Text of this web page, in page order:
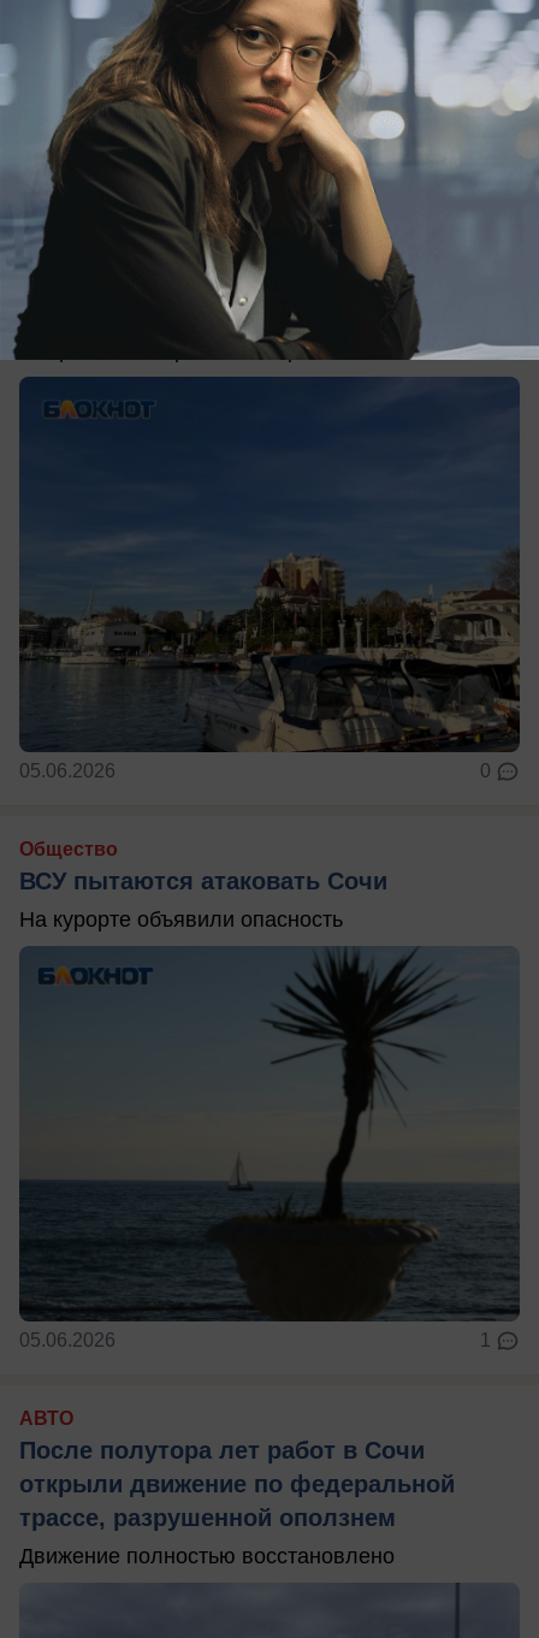
06.06.2026
Общество
Морские рейсы Новороссийск — Сочи
неожиданно отменили
Направление признали нерентабельным
05.06.2026 0
Общество
ВСУ пытаются атаковать Сочи
На курорте объявили опасность
05.06.2026 1
АВТО
После полутора лет работ в Сочи
открыли движение по федеральной
трассе, разрушенной оползнем
Движение полностью восстановлено